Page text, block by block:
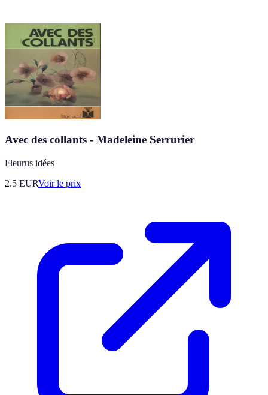
Avec des collants - Madeleine Serrurier
Fleurus idées
2.5 EURVoir le prix